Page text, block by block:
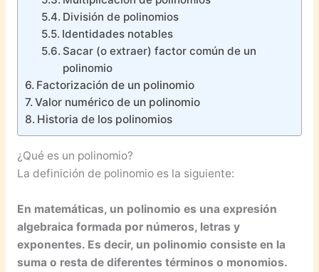
División de polinomios
Identidades notables
Sacar (o extraer) factor común de un
polinomio
Factorización de un polinomio
Valor numérico de un polinomio
Historia de los polinomios
¿Qué es un polinomio?
La definición de polinomio es la siguiente:
En matemáticas, un polinomio es una expresión
algebraica formada por números, letras y
exponentes. Es decir, un polinomio consiste en la
suma o resta de diferentes términos o monomios.